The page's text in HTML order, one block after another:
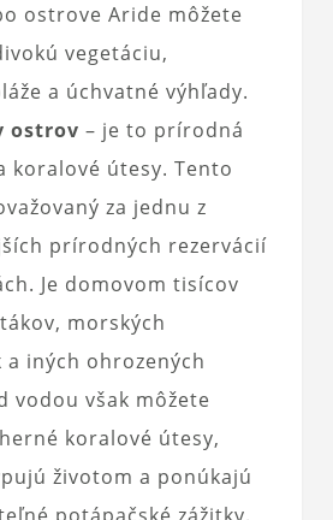
ostrove Aride môžete
vegetáciu,
a úchvatné výhľady.
ostrov – je to prírodná
koralové útesy. Tento
za jednu z
prírodných rezervácií
Je domovom tisícov
morských
a iných ohrozených
vodou však môžete
koralové útesy,
životom a ponúkajú